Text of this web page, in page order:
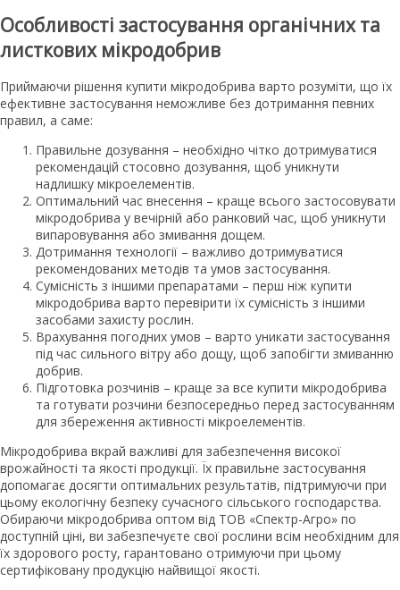
Особливості застосування органічних та
листкових мікродобрив
Приймаючи рішення купити мікродобрива варто розуміти, що їх
ефективне застосування неможливе без дотримання певних
правил, а саме:
Правильне дозування – необхідно чітко дотримуватися
рекомендацій стосовно дозування, щоб уникнути
надлишку мікроелементів.
Оптимальний час внесення – краще всього застосовувати
мікродобрива у вечірній або ранковий час, щоб уникнути
випаровування або змивання дощем.
Дотримання технології – важливо дотримуватися
рекомендованих методів та умов застосування.
Сумісність з іншими препаратами – перш ніж купити
мікродобрива варто перевірити їх сумісність з іншими
засобами захисту рослин.
Врахування погодних умов – варто уникати застосування
під час сильного вітру або дощу, щоб запобігти змиванню
добрив.
Підготовка розчинів – краще за все купити мікродобрива
та готувати розчини безпосередньо перед застосуванням
для збереження активності мікроелементів.
Мікродобрива вкрай важливі для забезпечення високої
врожайності та якості продукції. Їх правильне застосування
допомагає досягти оптимальних результатів, підтримуючи при
цьому екологічну безпеку сучасного сільського господарства.
Обираючи мікродобрива оптом від ТОВ «Спектр-Агро» по
доступній ціні, ви забезпечуєте свої рослини всім необхідним для
їх здорового росту, гарантовано отримуючи при цьому
сертифіковану продукцію найвищої якості.